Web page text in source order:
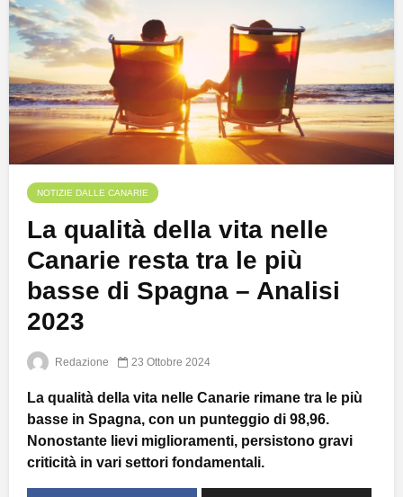
NOTIZIE DALLE CANARIE
La qualità della vita nelle
Canarie resta tra le più
basse di Spagna – Analisi
2023
Redazione 23 Ottobre 2024
La qualità della vita nelle Canarie rimane tra le più
basse in Spagna, con un punteggio di 98,96.
Nonostante lievi miglioramenti, persistono gravi
criticità in vari settori fondamentali.